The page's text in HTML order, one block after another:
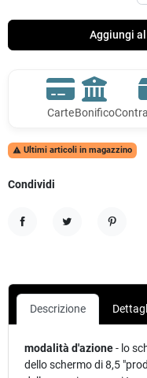
Aggiungi
CarteBonifico
 Ultimi articoli in magazzino
Condividi
Descrizione
modalità d'azione- lo
dello schermo di 8,5